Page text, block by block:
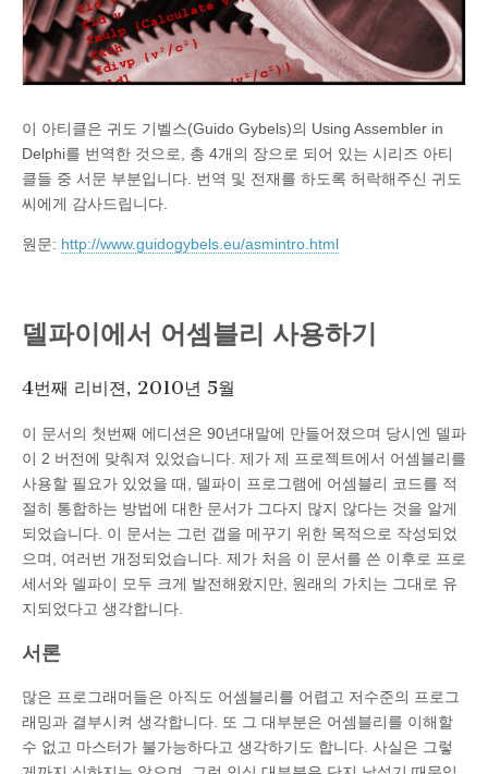
이 아티클은 귀도 기벨스(Guido Gybels)의 Using Assembler in
Delphi를 번역한 것으로, 총 4개의 장으로 되어 있는 시리즈 아티
클들 중 서문 부분입니다. 번역 및 전재를 하도록 허락해주신 귀도
씨에게 감사드립니다.
원문: http://www.guidogybels.eu/asmintro.html
델파이에서 어셈블리 사용하기
4번째 리비젼, 2010년 5월
이 문서의 첫번째 에디션은 90년대말에 만들어졌으며 당시엔 델파
이 2 버전에 맞춰져 있었습니다. 제가 제 프로젝트에서 어셈블리를
사용할 필요가 있었을 때, 델파이 프로그램에 어셈블리 코드를 적
절히 통합하는 방법에 대한 문서가 그다지 많지 않다는 것을 알게
되었습니다. 이 문서는 그런 갭을 메꾸기 위한 목적으로 작성되었
으며, 여러번 개정되었습니다. 제가 처음 이 문서를 쓴 이후로 프로
세서와 델파이 모두 크게 발전해왔지만, 원래의 가치는 그대로 유
지되었다고 생각합니다.
서론
많은 프로그래머들은 아직도 어셈블리를 어렵고 저수준의 프로그
래밍과 결부시켜 생각합니다. 또 그 대부분은 어셈블리를 이해할
수 없고 마스터가 불가능하다고 생각하기도 합니다. 사실은 그렇